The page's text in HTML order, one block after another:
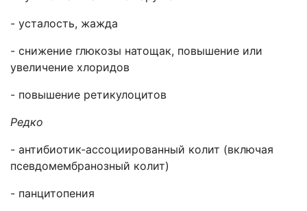
- усталость, жажда
- снижение глюкозы натощак, повышение или
увеличение хлоридов
- повышение ретикулоцитов
Редко
- антибиотик-ассоциированный колит (включая
псевдомембранозный колит)
- панцитопения